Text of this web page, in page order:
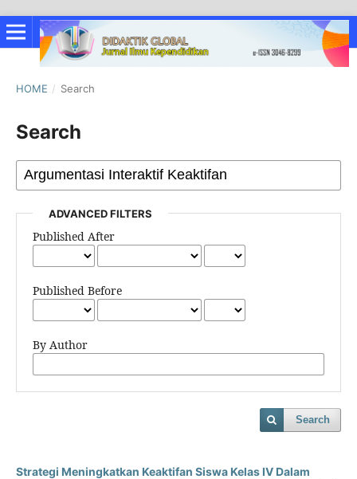
HOME / Search
Search
ADVANCED FILTERS
Published After
Published Before
By Author
Search
Strategi Meningkatkan Keaktifan Siswa Kelas IV Dalam